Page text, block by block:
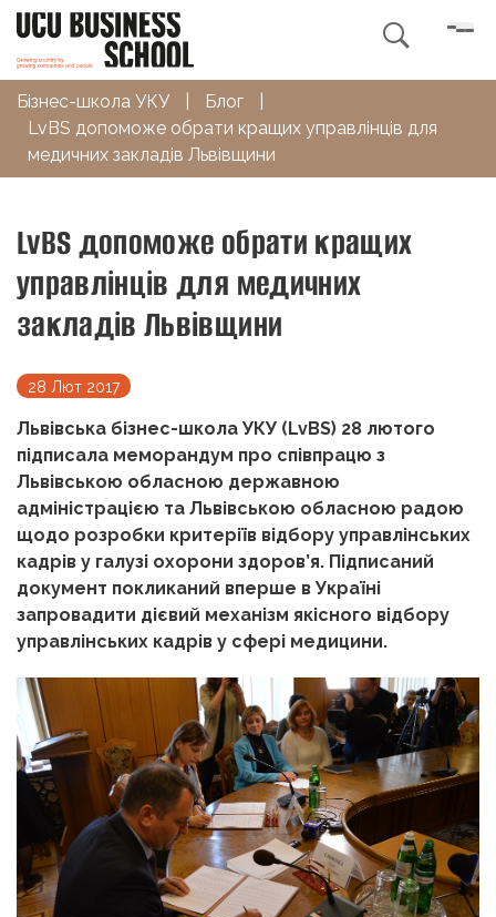

Бізнес-школа УКУ Блог
LvBS допоможе обрати кращих управлінців для
медичних закладів Львівщини
LvBS допоможе обрати кращих
управлінців для медичних
закладів Львівщини
28 Лют 2017
Львівська бізнес-школа УКУ (LvBS) 28 лютого
підписала меморандум про співпрацю з
Львівською обласною державною
адміністрацією та Львівською обласною радою
щодо розробки критеріїв відбору управлінських
кадрів у галузі охорони здоров’я. Підписаний
документ покликаний вперше в Україні
запровадити дієвий механізм якісного відбору
управлінських кадрів у сфері медицини.